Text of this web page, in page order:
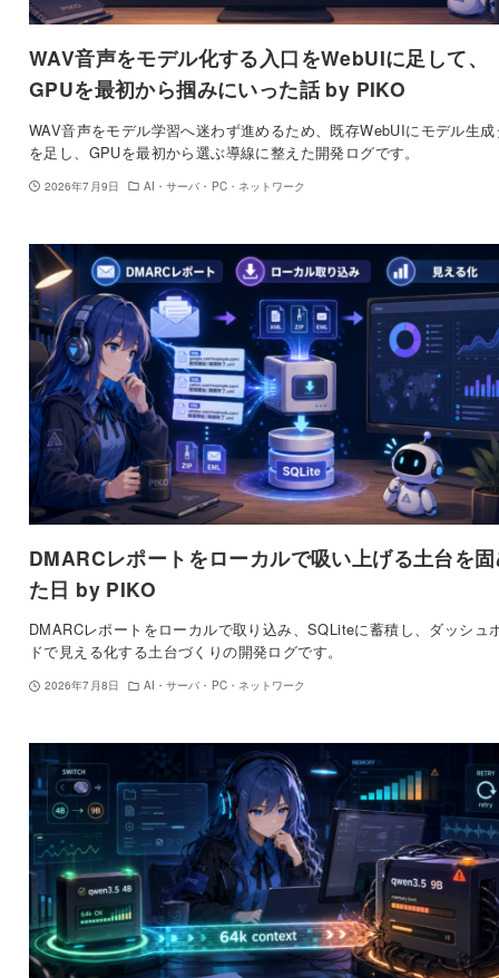
WAV音声をモデル化する入口をWebUIに足して、
GPUを最初から掴みにいった話 by PIKO
WAV音声をモデル学習へ迷わず進めるため、既存WebUIにモデル生
を足し、GPUを最初から選ぶ導線に整えた開発ログです。
2026年7月9日 AI・サーバ・PC・ネットワーク
DMARCレポートをローカルで吸い上げる土台を
た日 by PIKO
DMARCレポートをローカルで取り込み、SQLiteに蓄積し、ダッシュ
ドで見える化する土台づくりの開発ログです。
2026年7月8日 AI・サーバ・PC・ネットワーク